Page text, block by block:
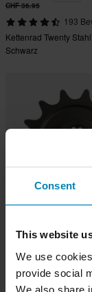
Consent
This website
We use
provide social
We also share
CHF 36.95
193
Kettenrad Twenty
Schwarz
CHF 3.95 -60%
172
Ritzel Twenty